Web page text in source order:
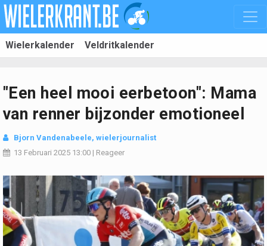
Wielerkalender Veldritkalender
"Een heel mooi eerbetoon": Mama
van renner bijzonder emotioneel
Bjorn Vandenabeele, wielerjournalist
13 Februari 2025 13:00 | Reageer